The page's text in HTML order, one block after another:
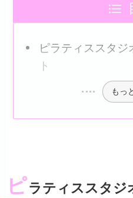
ピラティススタジ
ト
もっ
ピラティススタジ